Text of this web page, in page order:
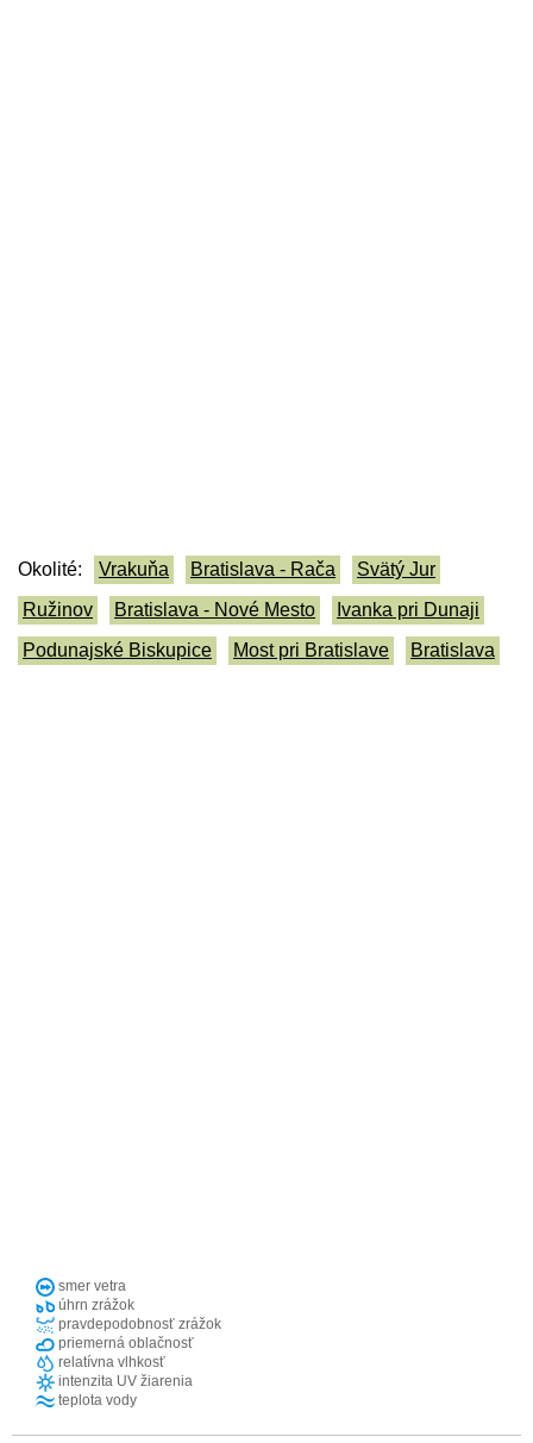
Okolité: Vrakuňa Bratislava - Rača
Svätý Jur
Ružinov
Bratislava - Nové Mesto
Ivanka pri Dunaji
Podunajské Biskupice
Most pri Bratislave Bratislava
smer vetra
úhrn zrážok
pravdepodobnosť zrážok
priemerná oblačnosť
relatívna vlhkosť
intenzita UV žiarenia
teplota vody